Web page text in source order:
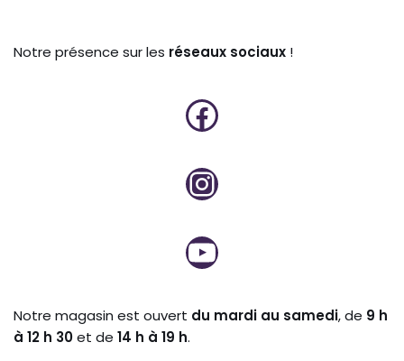
Notre présence sur les réseaux sociaux !
Notre magasin est ouvert du mardi au samedi, de 9 h
à 12 h 30et de 14 h à 19 h.